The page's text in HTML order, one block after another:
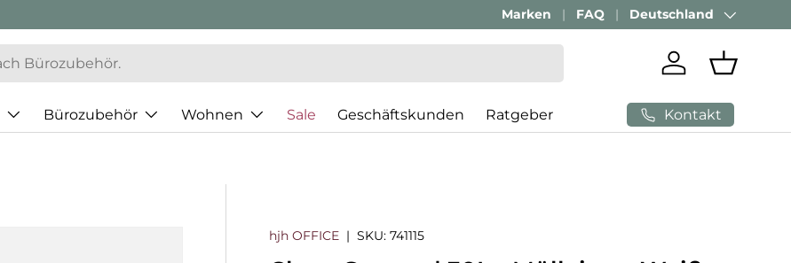
Passenden Bürostuhl finden mitAI-Beratung
Marken FAQ Land/Region
Deutschland
Einloggen
Bürozubehör Wohnen Sale Geschäftskunden Ratgeber Kontakt
hjh OFFICE |SKU: 741115